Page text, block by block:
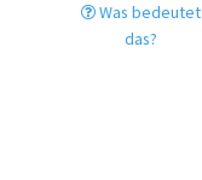
Was bedeutet
das?